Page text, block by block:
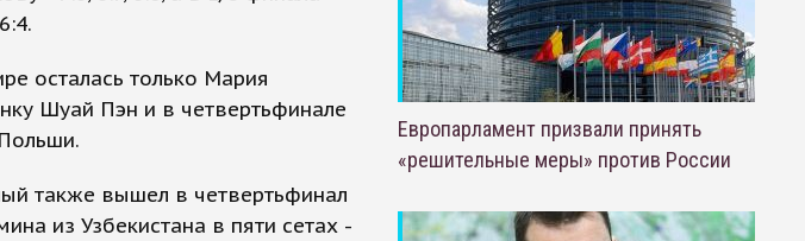
осталась только Мария
Шуай Пэн и в четвертьфинале
также вышел в четвертьфинал
из Узбекистана в пяти сетах -
Европарламент призвали принять
«решительные меры» против России